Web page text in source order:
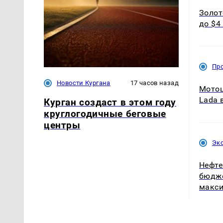
Новости Кургана 17 часов назад
Курган создаст в этом году
круглогодичные беговые
центры
до $4
Lada